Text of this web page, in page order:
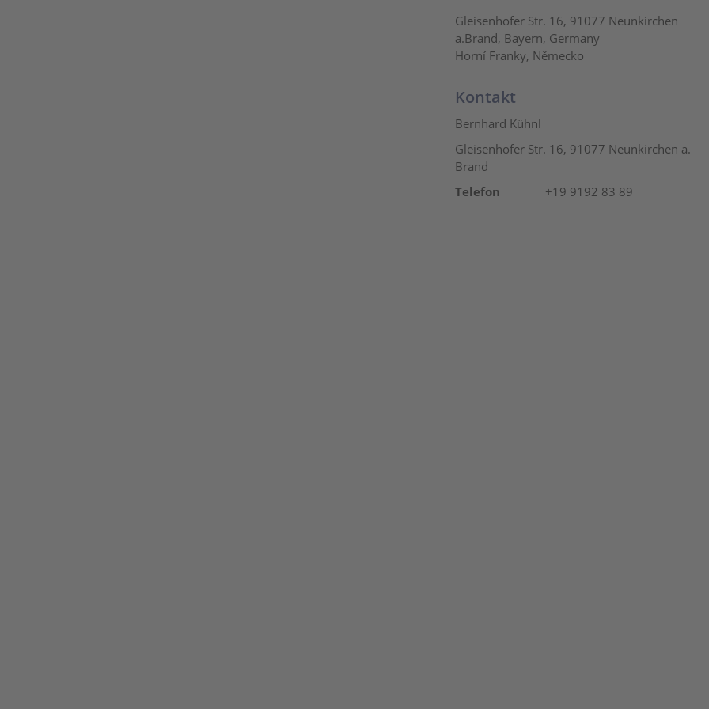
Gleisenhofer Str. 16, 91077 Neunkirchen
a.Brand, Bayern, Germany
Horní Franky, Německo
Kontakt
Bernhard Kühnl
Gleisenhofer Str. 16, 91077 Neunkirchen a.
Brand
Telefon
+19 9192 83 89